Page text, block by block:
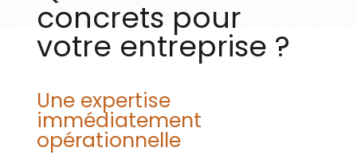
concrets pour
votre entreprise ?
Une expertise
immédiatement
opérationnelle